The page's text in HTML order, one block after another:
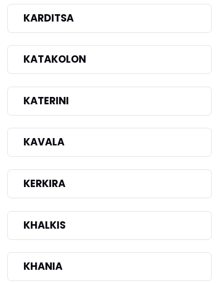
KARDITSA
KATAKOLON
KATERINI
KAVALA
KERKIRA
KHALKIS
KHANIA